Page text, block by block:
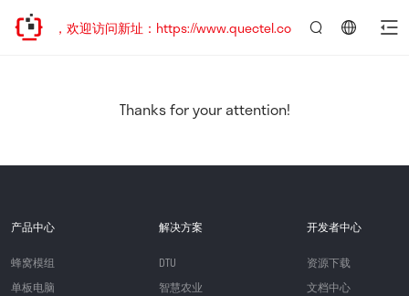
已迁移，欢迎访问新址：https://www.quectel.com.cn
Thanks for your attention!
产品中心
蜂窝模组
单板电脑
解决方案
DTU
智慧农业
开发者中心
资源下载
文档中心